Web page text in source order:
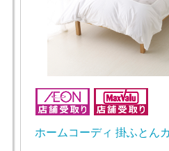
ホームコーディ 掛ふとん